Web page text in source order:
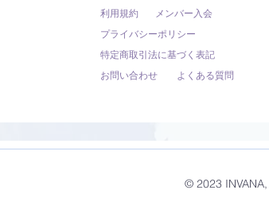
タコーナーサ
利用規約
メンバー入会
プライバシーポリシー
特定商取引法に基づく表記
お問い合わせ
よくある質問
© 2023